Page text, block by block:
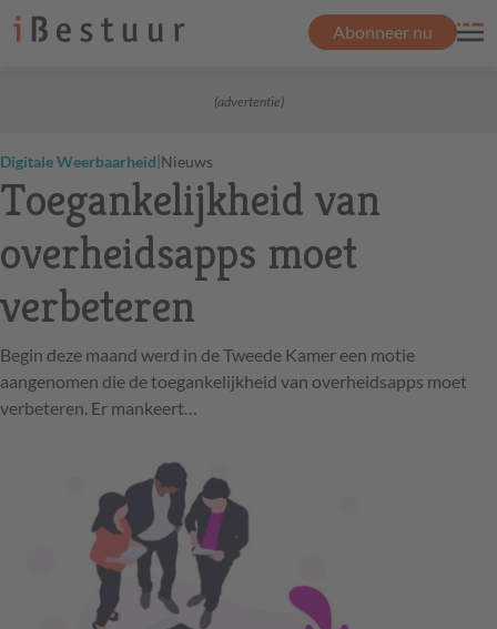
Abonneer nu
(advertentie)
Digitale Weerbaarheid|Nieuws
Toegankelijkheid van
overheidsapps moet
verbeteren
Begin deze maand werd in de Tweede Kamer een motie
aangenomen die de toegankelijkheid van overheidsapps moet
verbeteren. Er mankeert…